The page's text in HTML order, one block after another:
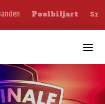
Poolbiljart